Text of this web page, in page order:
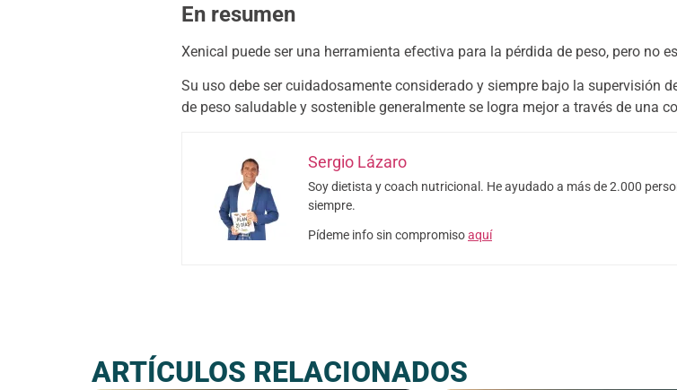
En resumen
Xenical puede ser una herramienta efectiva para la pérdida de peso, pero no
Su uso debe ser cuidadosamente considerado y siempre bajo la supervisión
de peso saludable y sostenible generalmente se logra mejor a través de una
Sergio Lázaro
Soy dietista y coach nutricional. He ayudado a más de 2.000
siempre.
Pídeme info sin compromisoaquí
ARTÍCULOS RELACIONADOS